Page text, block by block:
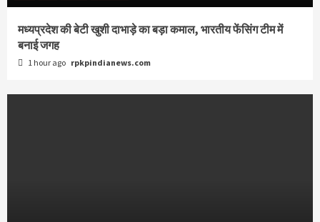
मध्यप्रदेश की बेटी खुशी दाभाड़े का बड़ा कमाल, भारतीय फेंसिंग टीम में
बनाई जगह
1 hour ago rpkpindianews.com